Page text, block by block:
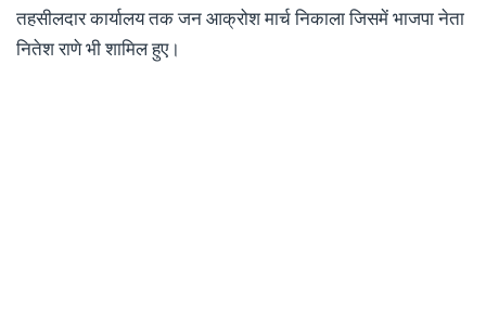
तहसीलदार कार्यालय तक जन आक्रोश मार्च निकाला जिसमें भाजपा नेता
नितेश राणे भी शामिल हुए।